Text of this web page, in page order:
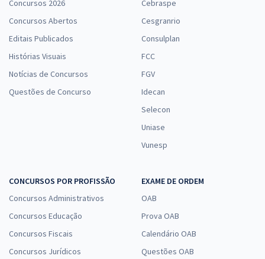
Concursos 2026
Concursos Abertos
Editais Publicados
Histórias Visuais
Notícias de Concursos
Questões de Concurso
Cebraspe
Cesgranrio
Consulplan
FCC
FGV
Idecan
Selecon
Uniase
Vunesp
CONCURSOS POR PROFISSÃO
Concursos Administrativos
Concursos Educação
Concursos Fiscais
Concursos Jurídicos
EXAME DE ORDEM
OAB
Prova OAB
Calendário OAB
Questões OAB